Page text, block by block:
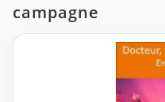
campagne